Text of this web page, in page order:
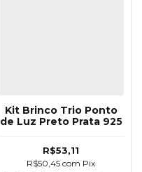
Kit Brinco Trio Ponto
de Luz Preto Prata 925
R$53,11
R$50,45com Pix